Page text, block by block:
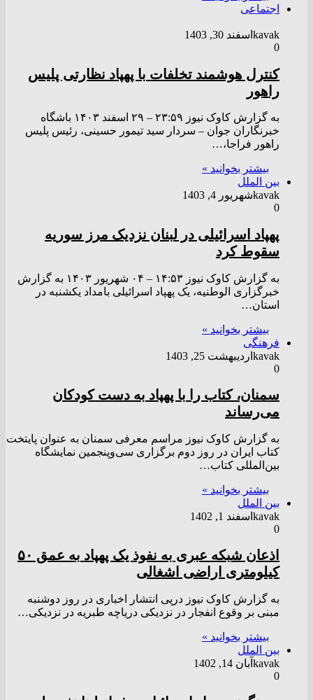
اجتماعی
kavak اسفند 30, 1403
0
کنترل هوشمند تخلفات با پهپاد نظارتی پلیس
راهور
به گزارش کاوک نیوز ۲۳:۵۹ – ۲۹ اسفند ۱۴۰۳ باشگاه
خبرنگاران جوان – سردار سید تیمور حسینی، رئیس پلیس
راهور فراجا،…
بیشتر بخوانید »
بین الملل
kavakشهریور 4, 1403
0
پهپاد اسرائیلی در لبنان نزدیک مرز سوریه
سقوط کرد
به گزارش کاوک نیوز ۱۴:۵۳ – ۰۴ شهريور ۱۴۰۳ به گزارش
خبرگزاری الوطنیه، یک پهپاد اسرائیلی بامداد یکشنبه در
استان…
بیشتر بخوانید »
فرهنگی
kavak اردیبهشت 25, 1403
0
سمنان، کتاب را با پهپاد به دست کودکان
می‌رساند
به گزارش کاوک نیوز مراسم معرفی سمنان به عنوان پایتخت
کتاب ایران در روز دوم برگزاری سی‌وپنجمین نمایشگاه
بین‌المللی کتاب…
بیشتر بخوانید »
بین الملل
kavak اسفند 1, 1402
0
اذعان شبکه عبری به نفوذ یک پهپاد به عمق ۵۰
کیلومتری اراضی اشغالی
به گزارش کاوک نیوز درپی انتشار اخباری در روز دوشنبه
مبنی بر وقوع انفجار در نزدیکی دریاچه طبریه در نزدیکی…
بیشتر بخوانید »
بین الملل
kavak آبان 14, 1402
0